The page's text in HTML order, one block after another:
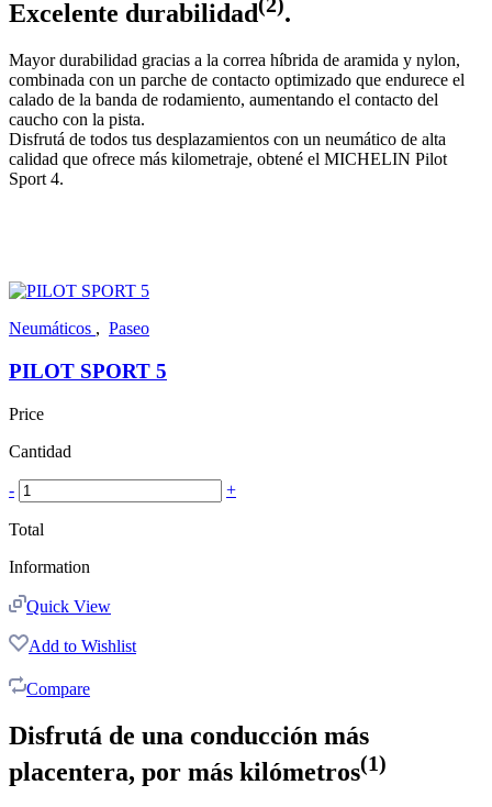
Excelente durabilidad .
Mayor durabilidad gracias a la correa híbrida de aramida y nylon,
combinada con un parche de contacto optimizado que endurece el
calado de la banda de rodamiento, aumentando el contacto del
caucho con la pista.
Disfrutá de todos tus desplazamientos con un neumático de alta
calidad que ofrece más kilometraje, obtené el MICHELIN Pilot
Sport 4.
Neumáticos , Paseo
PILOT SPORT 5
Price
Cantidad
- +
Total
Information
Quick View
Add to Wishlist
Compare
Disfrutá de una conducción más
placentera, por más kilómetros(1)